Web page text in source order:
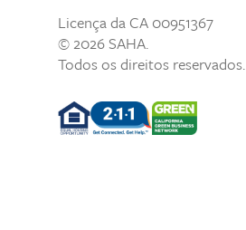
Licença da CA 00951367
© 2026 SAHA.
Todos os direitos reservados.